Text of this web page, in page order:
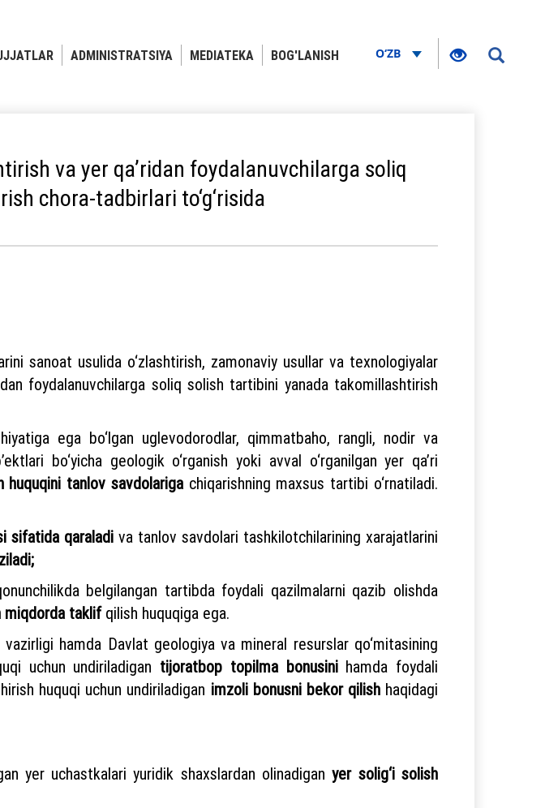
ADMINISTRATSIYA MEDIATEKA BOG'LANISH O‘ZB
va yer qa’ridan foydalanuvchilarga soliq
chora-tadbirlari to‘g‘risida
sanoat usulida o‘zlashtirish, zamonaviy usullar va texnologiyalar
foydalanuvchilarga soliq solish tartibini yanada takomillashtirish
ega bo‘lgan uglevodorodlar, qimmatbaho, rangli, nodir va
bo‘yicha geologik o‘rganish yoki avval o‘rganilgan yer qa’ri
huquqini tanlov savdolarigachiqarishning maxsus tartibi o‘rnatiladi.
sifatida qaraladiva tanlov savdolari tashkilotchilarining xarajatlarini
belgilangan tartibda foydali qazilmalarni qazib olishda
miqdorda taklifqilish huquqiga ega.
hamda Davlat geologiya va mineral resurslar qo‘mitasining
uchun undiriladigan tijoratbop topilma bonusinihamda foydali
huquqi uchun undiriladigan imzoli bonusni bekor qilish haqidagi
yer uchastkalari yuridik shaxslardan olinadiganyer solig‘i solish